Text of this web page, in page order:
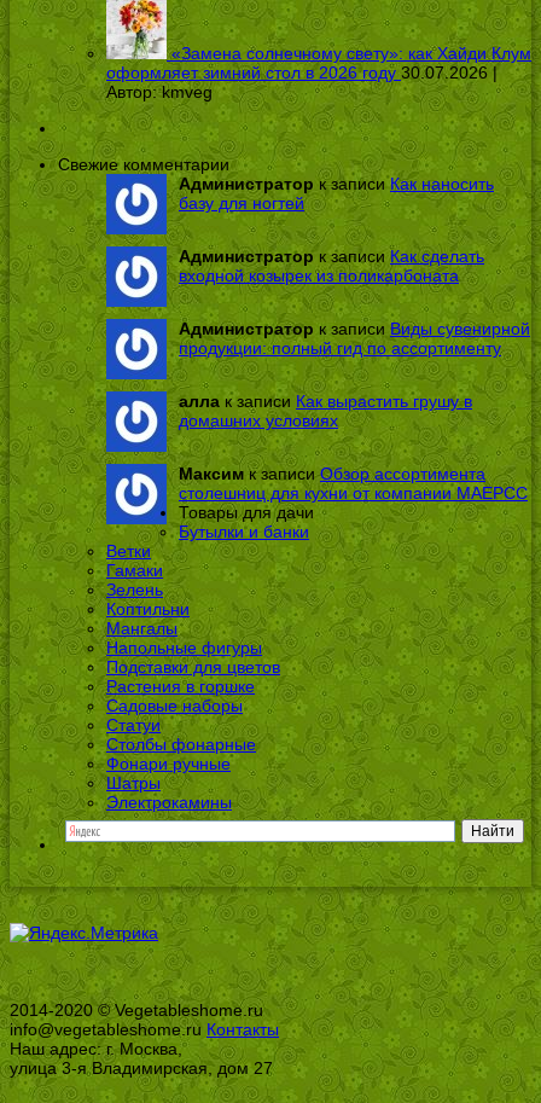
«Замена солнечному свету»: как Хайди Клум
оформляет зимний стол в 2026 году 30.07.2026 |
Автор:kmveg
Свежие комментарии
Администратор к записиКак наносить
базу для ногтей
Администраторк записи Как сделать
входной козырек из поликарбоната
Администратор к записи Виды сувенирной
продукции: полный гид по ассортименту
алла к записи Как вырастить грушу в
домашних условиях
Максимк записиОбзор ассортимента
столешниц для кухни от компании МАЕРСС
Товары для дачи
Бутылки и банки
Ветки
Гамаки
Зелень
Коптильни
Мангалы
Напольные фигуры
Подставки для цветов
Растения в горшке
Садовые наборы
Статуи
Столбы фонарные
Фонари ручные
Шатры
Электрокамины
2014-2020 © Vegetableshome.ru
info@vegetableshome.ru Контакты
Наш адрес: г. Москва,
улица 3-я Владимирская, дом 27